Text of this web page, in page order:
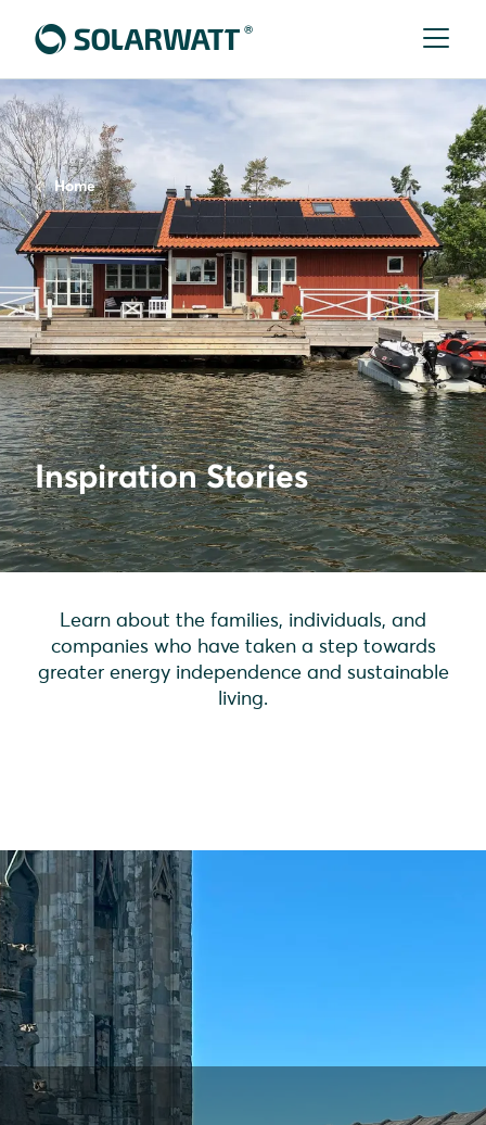
Home
Inspiration Stories
Learn about the families, individuals, and
companies who have taken a step towards
greater energy independence and sustainable
living.